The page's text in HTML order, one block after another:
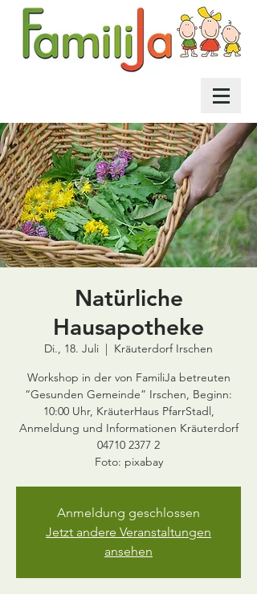
Natürliche
Hausapotheke
Di., 18. Juli
  |
Kräuterdorf Irschen
Workshop in der von FamiliJa betreuten
“Gesunden Gemeinde” Irschen, Beginn:
10:00 Uhr, KräuterHaus PfarrStadl,
Anmeldung und Informationen Kräuterdorf
04710 2377 2
Foto: pixabay
Anmeldung geschlossen
Jetzt andere Veranstaltungen
ansehen